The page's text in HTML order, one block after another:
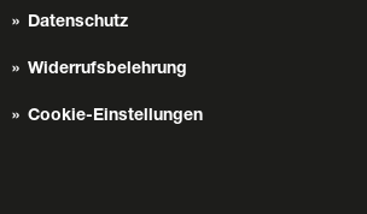
Datenschutz
Widerrufsbelehrung
Cookie-Einstellungen